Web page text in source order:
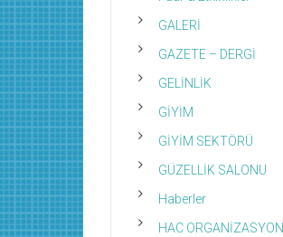
GALERİ
GAZETE – DERGİ
GELİNLİK
GİYİM
GİYİM SEKTÖRÜ
GÜZELLİK SALONU
Haberler
HAC ORGANİZASYON